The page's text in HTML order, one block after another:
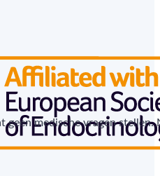
geen medische vragen